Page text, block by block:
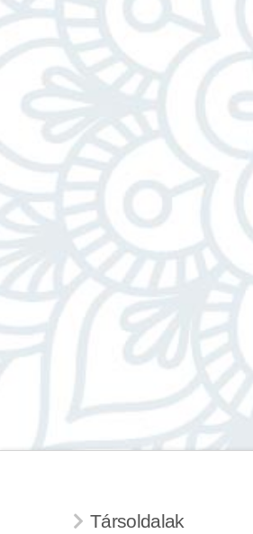
Társoldalak